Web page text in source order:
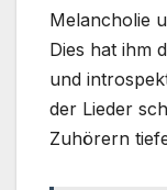
Melancholie
Dies hat ihm
und
der Lieder
Zuhörern